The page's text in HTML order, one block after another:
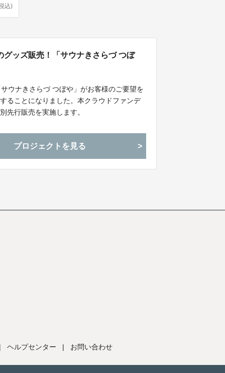
込)
ッズ販売！「サウナきさらづ つぼ
ウナきさらづ つぼや」がお客様のご要望を
ることになりました。本クラウドファンデ
先行販売を実施します。
プロジェクトを見る
ヘルプセンター | お問い合わせ